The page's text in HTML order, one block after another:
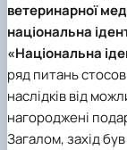
ветеринарної
національна
«Національна
ряд питань
наслідків від
нагороджені
Загалом, захід